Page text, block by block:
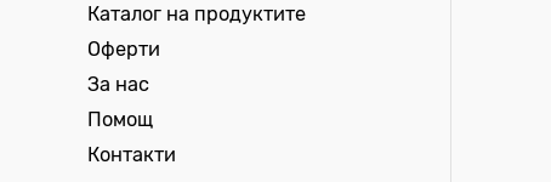
Каталог на продуктите
Оферти
За нас
Помощ
Контакти